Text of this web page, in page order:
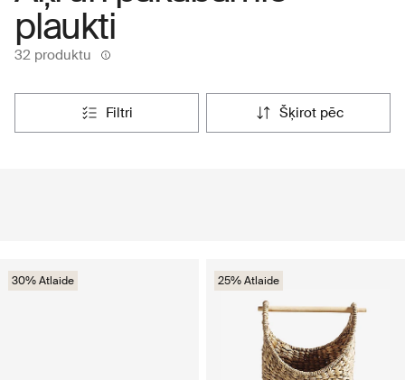
plaukti
32 produktu
filtri šķirot pēc
30% Atlaide 25% Atlaide